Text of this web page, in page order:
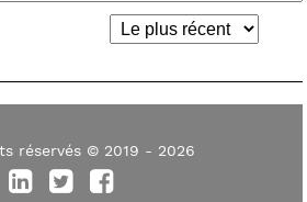
réservés © 2019 - 2026